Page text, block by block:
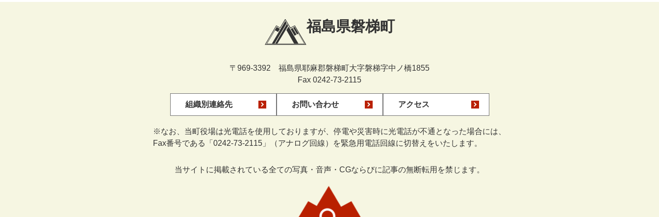
福島県磐梯町
〒969-3392 福島県耶麻郡磐梯町大字磐梯字中ノ橋1855
Fax 0242-73-2115
組織別連絡先 お問い合わせ アクセス
※なお、当町役場は光電話を使用しておりますが、停電や災害時に光電話が不通となった場合には、
Fax番号である「0242-73-2115」（アナログ回線）を緊急用電話回線に切替えをいたします。
当サイトに掲載されている全ての写真・音声・CGならびに記事の無断転用を禁じます。